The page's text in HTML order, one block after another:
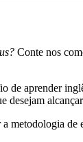
Conte nos
de aprender
desejam
a metodologia de